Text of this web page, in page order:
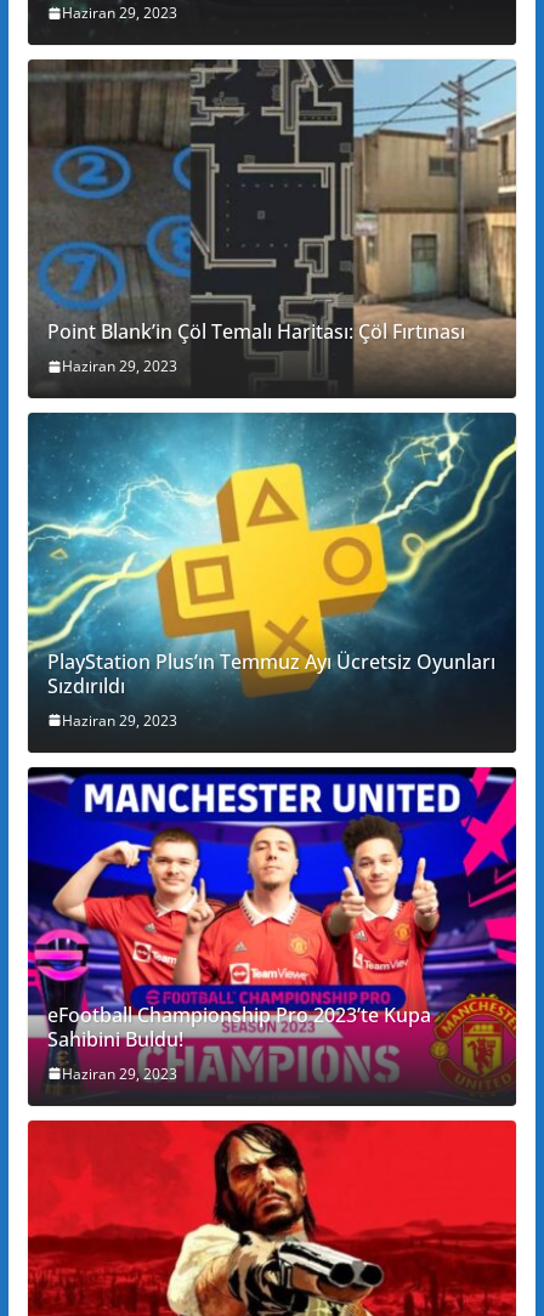
Haziran 29, 2023
Point Blank’in Çöl Temalı Haritası: Çöl Fırtınası
Haziran 29, 2023
PlayStation Plus’ın Temmuz Ayı Ücretsiz Oyunları
Sızdırıldı
Haziran 29, 2023
eFootball Championship Pro 2023’te Kupa
Sahibini Buldu!
Haziran 29, 2023